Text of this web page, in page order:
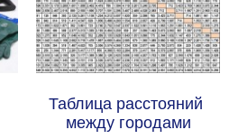
Таблица расстояний
между городами